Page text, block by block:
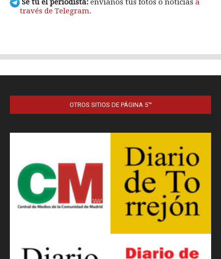
OTROS SITIOS DE PÁGINA 5™